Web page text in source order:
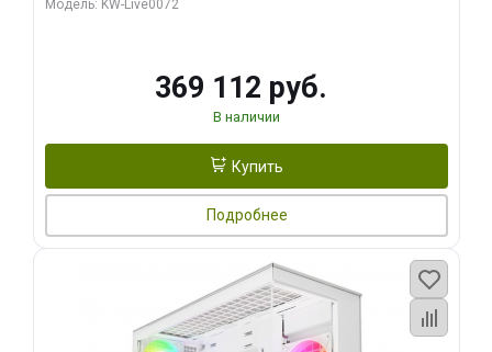
Модель: KW-Live0072
369 112 руб.
В наличии
Купить
Подробнее